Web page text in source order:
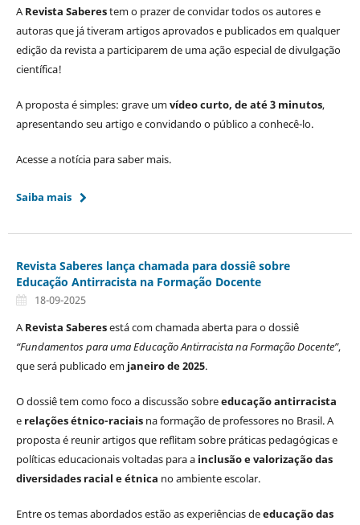
ARevista Saberestem o prazer de convidar todos os autores e
autoras que já tiveram artigos aprovados e publicados em qualquer
edição da revista a participarem de uma ação especial de divulgação
científica!
A proposta é simples: grave umvídeo curto, de até 3 minutos,
apresentando seu artigo e convidando o público a conhecê-lo.
Acesse a notícia para saber mais.
Saiba mais
Revista Saberes lança chamada para dossiê sobre
Educação Antirracista na Formação Docente
18-09-2025
ARevista Saberesestá com chamada aberta para o dossiê
“Fundamentos para uma Educação Antirracista na Formação Docente”,
que será publicado em janeiro de 2025.
O dossiê tem como foco a discussão sobreeducação antirracista
e relações étnico-raciaisna formação de professores no Brasil. A
proposta é reunir artigos que reflitam sobre práticas pedagógicas e
políticas educacionais voltadas para a inclusão e valorização das
diversidades racial e étnica no ambiente escolar.
Entre os temas abordados estão as experiências deeducação das